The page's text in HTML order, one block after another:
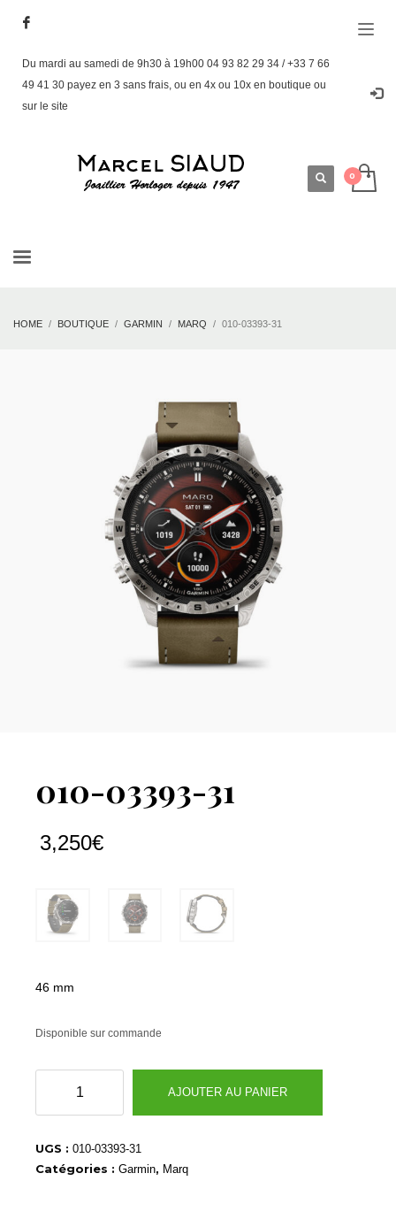
Du mardi au samedi de 9h30 à 19h00 04 93 82 29 34 / +33 7 66
49 41 30 payez en 3 sans frais, ou en 4x ou 10x en boutique ou
sur le site
HOME BOUTIQUE GARMIN MARQ 010-03393-31
010-03393-31
3,250€
46 mm
Disponible sur commande
010-
31
AJOUTER AU PANIER
UGS : 010-03393-31
Catégories : Garmin, Marq